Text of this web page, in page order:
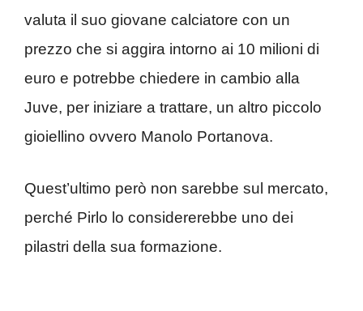
valuta il suo giovane calciatore con un
prezzo che si aggira intorno ai 10 milioni di
euro e potrebbe chiedere in cambio alla
Juve, per iniziare a trattare, un altro piccolo
gioiellino ovvero Manolo Portanova.
Quest’ultimo però non sarebbe sul mercato,
perché Pirlo lo considererebbe uno dei
pilastri della sua formazione.